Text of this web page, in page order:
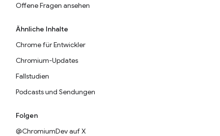
Offene Fragen ansehen
Ähnliche Inhalte
Chrome für Entwickler
Chromium-Updates
Fallstudien
Podcasts und Sendungen
Folgen
@ChromiumDev auf X